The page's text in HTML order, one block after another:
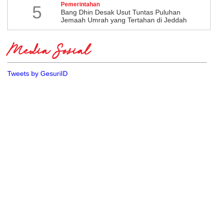
5 Pemerintahan
Bang Dhin Desak Usut Tuntas Puluhan
Jemaah Umrah yang Tertahan di Jeddah
Media Sosial
Tweets by GesuriID